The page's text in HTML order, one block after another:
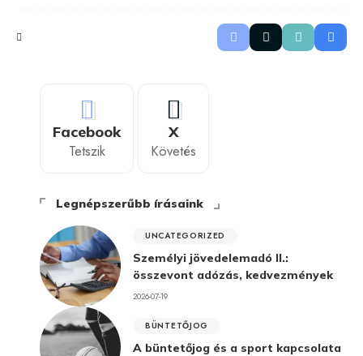
Facebook
Tetszik
X
Követés
Legnépszerűbb írásaink
UNCATEGORIZED
Személyi jövedelemadó II.:
összevont adózás, kedvezmények
2026-07-19
BÜNTETŐJOG
A büntetőjog és a sport kapcsolata